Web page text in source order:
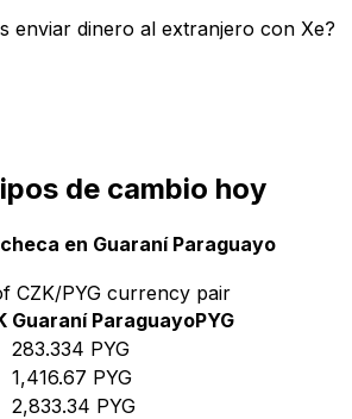
enviar dinero al extranjero con Xe?
de cambio hoy
en Guaraní Paraguayo
CZK/PYG currency pair
Guaraní ParaguayoPYG
283.334 PYG
1,416.67 PYG
2,833.34 PYG